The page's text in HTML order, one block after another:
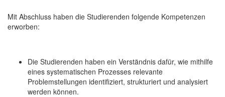
Mit Abschluss haben die Studierenden folgende Kompetenzen
erworben:
Die Studierenden haben ein Verständnis dafür, wie mithilfe
eines systematischen Prozesses relevante
Problemstellungen identifiziert, strukturiert und analysiert
werden können.